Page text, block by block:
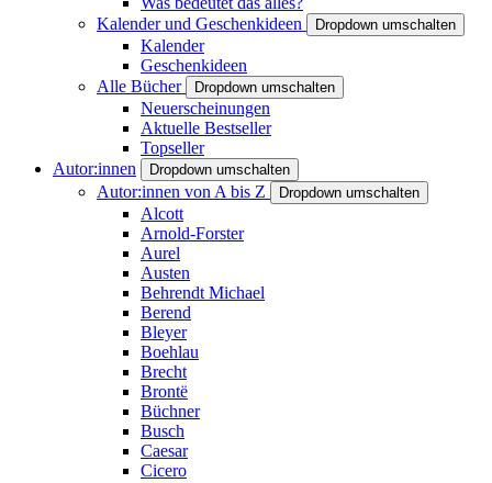
Kalender und Geschenkideen
Dropdown umschalten
Kalender
Geschenkideen
Alle Bücher
Dropdown umschalten
Neuerscheinungen
Aktuelle Bestseller
Topseller
Autor:innen
Dropdown umschalten
Autor:innen von A bis Z Dropdown umschalten
Alcott
Arnold-Forster
Aurel
Austen
Behrendt Michael
Berend
Bleyer
Boehlau
Brecht
Brontë
Büchner
Busch
Caesar
Cicero